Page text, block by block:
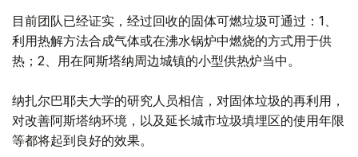
目前团队已经证实，经过回收的固体可燃垃圾可通过：1、
利用热解方法合成气体或在沸水锅炉中燃烧的方式用于供
热；2、用在阿斯塔纳周边城镇的小型供热炉当中。
纳扎尔巴耶夫大学的研究人员相信，对固体垃圾的再利用，
对改善阿斯塔纳环境，以及延长城市垃圾填埋区的使用年限
等都将起到良好的效果。